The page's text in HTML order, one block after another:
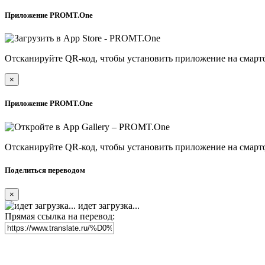
Приложение PROMT.One
Отсканируйте QR-код, чтобы установить приложение на
×
Приложение PROMT.One
Отсканируйте QR-код, чтобы установить приложение на
Поделиться переводом
×
идет загрузка...
Прямая ссылка на перевод: